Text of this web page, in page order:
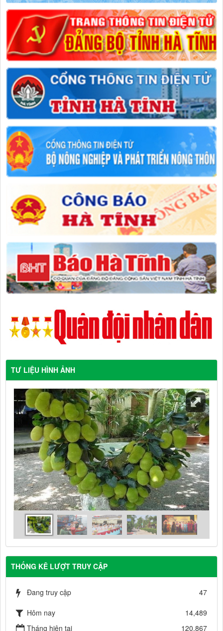
TƯ LIỆU HÌNH ẢNH
THỐNG KÊ LƯỢT TRUY CẬP
Đang truy cập 47
Hôm nay
14,489
Tháng hiện tại
120,867